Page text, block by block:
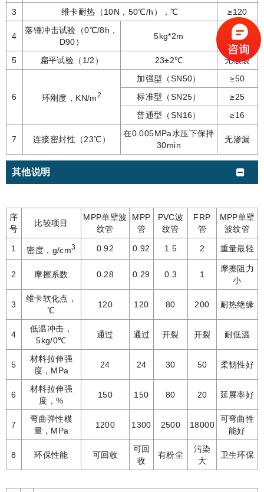
3 维卡耐热（10N，50℃/h），℃ ≥120
4
落锤冲击试验（0℃/8h，
D90）
5kg*2m TIR≤10%
5 扁平试验（1/2） 23±2℃ 无破裂
6 环刚度，KN/m2
加强型（SN50）
≥50
标准型（SN25）
≥25
普通型（SN16）
≥16
7 连接密封性（23℃）
在0.005MPa水压下保持
30min
无渗漏
其他说明
序
号
比较项目
MPP单壁波
纹管
MPP
管
PVC波
纹管
FRP
管
MPP单壁
波纹管
1 密度，g/cm3 0.92 0.92 1.5 2 重量最轻
2 摩擦系数 0.28 0.29 0.3 1
摩擦阻力
小
3
维卡软化点，
℃
120 120 80 200 耐热绝缘
4
低温冲击，
5kg/0℃
通过 通过 开裂 开裂 耐低温
5
材料拉伸强
度，MPa
24 24 30 50 柔韧性好
6
材料拉伸强
度，%
150 150 80 20 延展率好
7
弯曲弹性模
量，MPa
1200 1300 2500 18000
可弯曲性
能好
8 环保性能 可回收
可回
收
有粉尘
污染
大
卫生环保